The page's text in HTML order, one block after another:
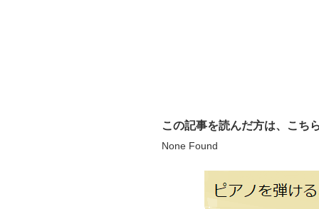
この記事を読んだ方は、こち
None Found